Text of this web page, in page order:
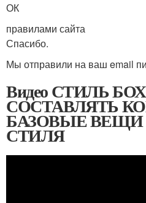
ОК
правилами сайта
Спасибо.
Мы отправили на ваш email
Видео СТИЛЬ
СОСТАВЛЯТЬ
БАЗОВЫЕ
СТИЛЯ